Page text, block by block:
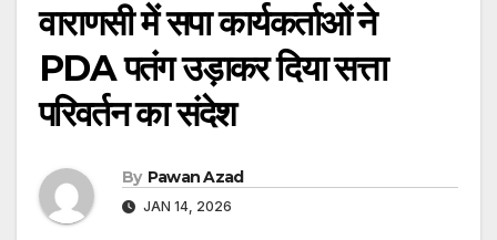
वाराणसी में सपा कार्यकर्ताओं ने
PDA पतंग उड़ाकर दिया सत्ता
परिवर्तन का संदेश
By Pawan Azad
JAN 14, 2026